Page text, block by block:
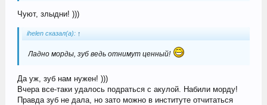
Чуют, злыдни! )))
ihelen сказал(а): ↑
Ладно морды, зуб ведь отнимут ценный!
Да уж, зуб нам нужен! )))
Вчера все-таки удалось подраться с акулой. Набили морду!
Правда зуб не дала, но зато можно в институте отчитаться